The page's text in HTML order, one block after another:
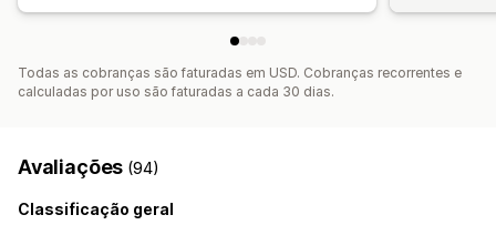
Todas as cobranças são faturadas em USD. Cobranças recorrentes e
calculadas por uso são faturadas a cada 30 dias.
Avaliações (94)
Classificação geral